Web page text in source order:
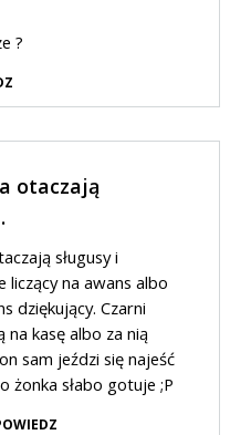
?
otaczają
sługusy i
liczący na awans albo
dziękujący. Czarni
na kasę albo za nią
sam jeździ się najeść
żonka słabo gotuje ;P